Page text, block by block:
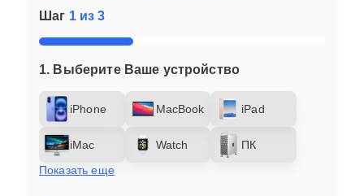
Шаг 1 из 3
1. Выберите Ваше устройство
iPhone MacBook iPad
iMac Watch
ПК
Показать еще